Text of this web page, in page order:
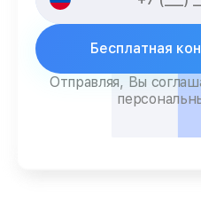
Бесплатная
Отправляя, Вы